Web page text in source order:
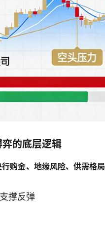
的底层逻辑
购金、地缘风险、供需格局
撑反弹